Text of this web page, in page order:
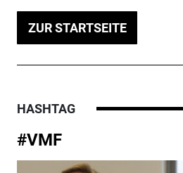
ZUR STARTSEITE
HASHTAG
#VMF